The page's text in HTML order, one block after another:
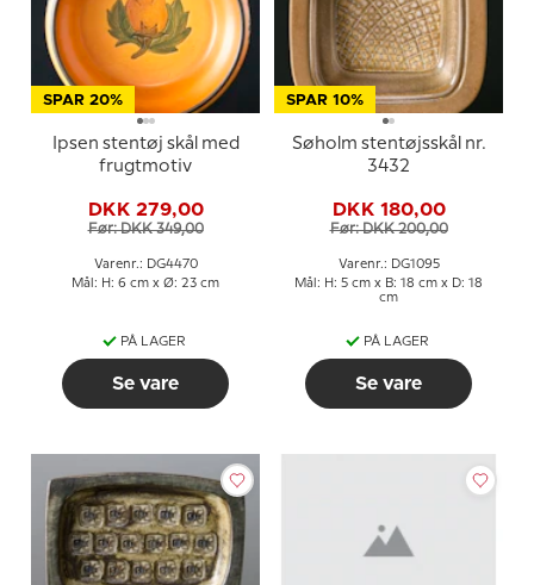
SPAR 20%
Ipsen stentøj skål med
frugtmotiv
DKK 279,00
Før: DKK 349,00
Varenr.: DG4470
Mål: H: 6 cm x Ø: 23 cm
PÅ LAGER
Se vare
SPAR 10%
Søholm stentøjsskål nr.
3432
DKK 180,00
Før: DKK 200,00
Varenr.: DG1095
Mål: H: 5 cm x B: 18 cm x D: 18
cm
PÅ LAGER
Se vare